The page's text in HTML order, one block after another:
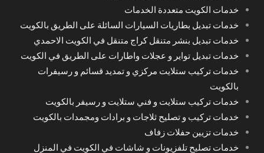
خدمات الكويت متعددة الخدمات
خدمات تبديل بطاريات السيارات السائلة على الطريق بالكويت
خدمات تبديل بنشر متنقل كراج متنقل في الكويت الاحمدي
خدمات تبديل تواير و عجلات واطارات على الطريق في الكويت
خدمات تركيب ستلايت مركزي و تمديد قسائم و رسيفرات
بالكويت
خدمات تركيب ستلايت و فني ستلايت و رسيفر بالكويت
خدمات تركيب و تصليح ثلاجات و برادات ومجمدات بالكويت
خدمات تزيين حفلات زفاف
خدمات تصليح تلفزيونات و شاشات في الكويت في المنزل